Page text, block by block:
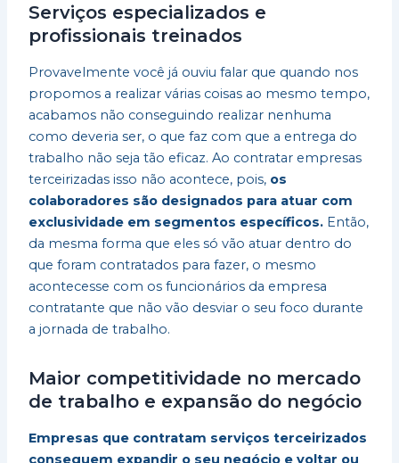
Serviços especializados e
profissionais treinados
Provavelmente você já ouviu falar que quando nos
propomos a realizar várias coisas ao mesmo tempo,
acabamos não conseguindo realizar nenhuma
como deveria ser, o que faz com que a entrega do
trabalho não seja tão eficaz. Ao contratar empresas
terceirizadas isso não acontece, pois, os
colaboradores são designados para atuar com
exclusividade em segmentos específicos. Então,
da mesma forma que eles só vão atuar dentro do
que foram contratados para fazer, o mesmo
acontecesse com os funcionários da empresa
contratante que não vão desviar o seu foco durante
a jornada de trabalho.
Maior competitividade no mercado
de trabalho e expansão do negócio
Empresas que contratam serviços terceirizados
conseguem expandir o seu negócio e voltar ou